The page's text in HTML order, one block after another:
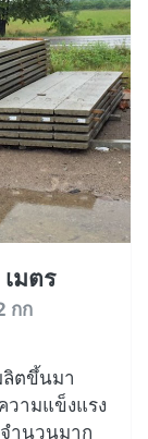
มตร
กก
ลิตขึ้นมา
วามแข็งแรง
ำนวนมาก